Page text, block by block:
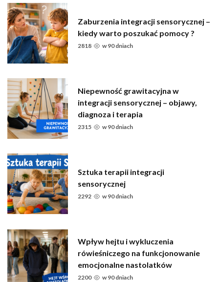
Zaburzenia integracji sensorycznej –
kiedy warto poszukać pomocy ?
2818 w90 dniach
Niepewność grawitacyjna w
integracji sensorycznej – objawy,
diagnoza i terapia
2315 w90 dniach
Sztuka terapii integracji
sensorycznej
2292 w90 dniach
Wpływ hejtu i wykluczenia
rówieśniczego na funkcjonowanie
emocjonalne nastolatków
2200 w90 dniach